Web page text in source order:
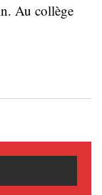
Au collège